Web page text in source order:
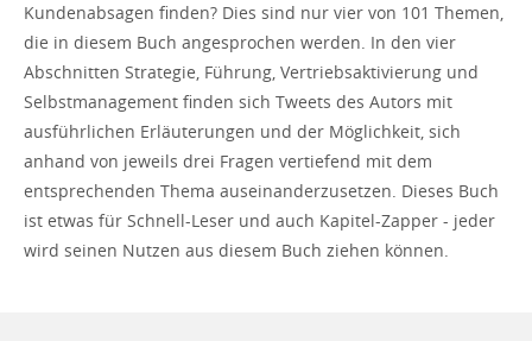
Kundenabsagen finden? Dies sind nur vier von 101 Themen,
die in diesem Buch angesprochen werden. In den vier
Abschnitten Strategie, Führung, Vertriebsaktivierung und
Selbstmanagement finden sich Tweets des Autors mit
ausführlichen Erläuterungen und der Möglichkeit, sich
anhand von jeweils drei Fragen vertiefend mit dem
entsprechenden Thema auseinanderzusetzen. Dieses Buch
ist etwas für Schnell-Leser und auch Kapitel-Zapper - jeder
wird seinen Nutzen aus diesem Buch ziehen können.